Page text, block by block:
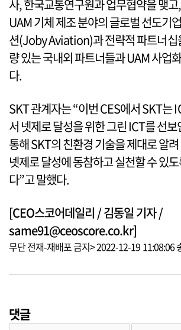
사, 한국교통연구원과 업무협약을 맺
UAM 기체 제조 분야의 글로벌 선도기
션(Joby Aviation)과 전략적 파트너십
량 있는 국내외 파트너들과 UAM 사업
다.
SKT 관계자는 “이번 CES에서 SKT는
서 넷제로 달성을 위한 그린 ICT를 선
통해 SKT의 친환경 기술을 제대로 알
넷제로 달성에 동참하고 실천할 수 있
다”고 말했다.
[CEO스코어데일리 / 김동일 기자 /
same91@ceoscore.co.kr]
무단 전재-재배포 금지> 2022-12-19 11:08:06
댓글